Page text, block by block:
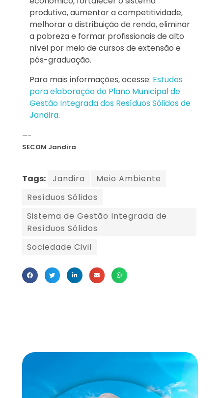
produtivo, aumentar a competitividade,
melhorar a distribuição de renda, eliminar
a pobreza e formar profissionais de alto
nível por meio de cursos de extensão e
pós-graduação.
Para mais informações, acesse: Estudos
para elaboração do Plano Municipal de
Gestão Integrada dos Resíduos Sólidos de
Jandira.
—-
SECOM Jandira
Tags: Jandira
Meio Ambiente
Resíduos Sólidos
Sistema de Gestão Integrada de
Resíduos Sólidos
Sociedade Civil